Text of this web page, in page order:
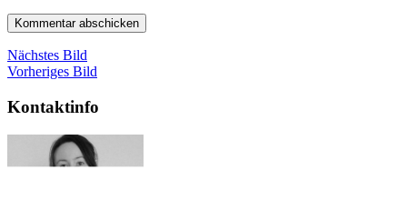
Nächstes Bild
Vorheriges Bild
Kontaktinfo